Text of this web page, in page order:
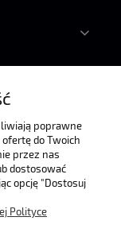
poprawne
do Twoich
przez nas
dostosować
opcję "Dostosuj
Polityce